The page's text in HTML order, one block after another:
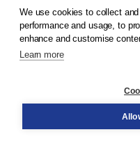
© 2026Koninklijke Boom
Order
We use cookies to collect
performance and usage, to
enhance and customise
Learn more